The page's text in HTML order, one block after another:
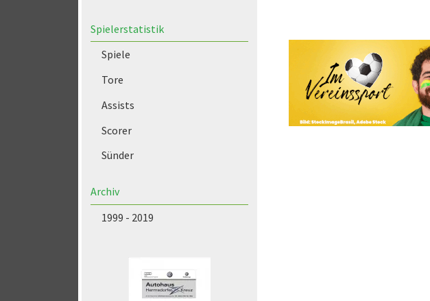
Spielerstatistik
Spiele
Tore
Assists
Scorer
Sünder
Archiv
1999 - 2019